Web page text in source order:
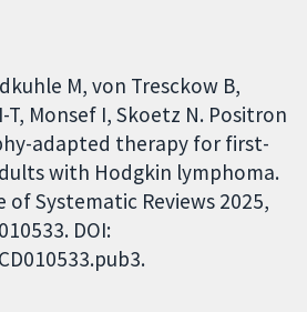
M, von Tresckow B,
T, Monsef I, Skoetz N. Positron
adapted therapy for first-
with Hodgkin lymphoma.
of Systematic Reviews 2025,
DOI: